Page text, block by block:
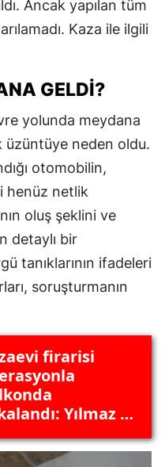
Ancak yapılan tüm
Kaza ile ilgili
GELDI?
yolunda meydana
üzüntüye neden oldu.
otomobilin,
henüz netlik
oluş şeklini ve
detaylı bir
tanıklarının ifadeleri
soruşturmanın
firarisi
Yılmaz k.